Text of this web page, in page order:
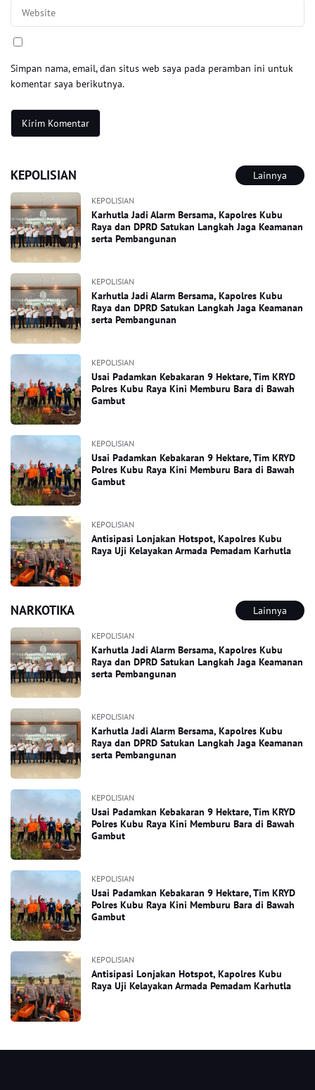
Simpan nama, email, dan situs web saya pada peramban ini untuk
komentar saya berikutnya.
KEPOLISIAN Lainnya
KEPOLISIAN
Karhutla Jadi Alarm Bersama, Kapolres Kubu
Raya dan DPRD Satukan Langkah Jaga Keamanan
serta Pembangunan
KEPOLISIAN
Karhutla Jadi Alarm Bersama, Kapolres Kubu
Raya dan DPRD Satukan Langkah Jaga Keamanan
serta Pembangunan
KEPOLISIAN
Usai Padamkan Kebakaran 9 Hektare, Tim KRYD
Polres Kubu Raya Kini Memburu Bara di Bawah
Gambut
KEPOLISIAN
Usai Padamkan Kebakaran 9 Hektare, Tim KRYD
Polres Kubu Raya Kini Memburu Bara di Bawah
Gambut
KEPOLISIAN
Antisipasi Lonjakan Hotspot, Kapolres Kubu
Raya Uji Kelayakan Armada Pemadam Karhutla
NARKOTIKA Lainnya
KEPOLISIAN
Karhutla Jadi Alarm Bersama, Kapolres Kubu
Raya dan DPRD Satukan Langkah Jaga Keamanan
serta Pembangunan
KEPOLISIAN
Karhutla Jadi Alarm Bersama, Kapolres Kubu
Raya dan DPRD Satukan Langkah Jaga Keamanan
serta Pembangunan
KEPOLISIAN
Usai Padamkan Kebakaran 9 Hektare, Tim KRYD
Polres Kubu Raya Kini Memburu Bara di Bawah
Gambut
KEPOLISIAN
Usai Padamkan Kebakaran 9 Hektare, Tim KRYD
Polres Kubu Raya Kini Memburu Bara di Bawah
Gambut
KEPOLISIAN
Antisipasi Lonjakan Hotspot, Kapolres Kubu
Raya Uji Kelayakan Armada Pemadam Karhutla